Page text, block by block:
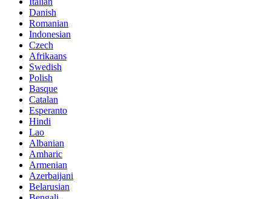
Danish
Romanian
Indonesian
Czech
Afrikaans
Swedish
Polish
Basque
Catalan
Esperanto
Hindi
Lao
Albanian
Amharic
Armenian
Azerbaijani
Belarusian